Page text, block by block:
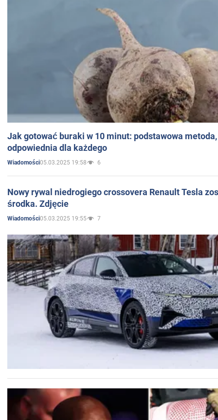
Jak gotować buraki w 10 minut: podstawowa
odpowiednia dla każdego
Wiadomości05.03.2025 19:58 6
Nowy rywal niedrogiego crossovera Renault Tesla
środka. Zdjęcie
Wiadomości05.03.2025 19:55 7